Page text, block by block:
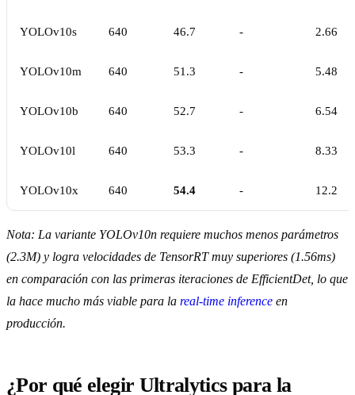
YOLOv10s 640 46.7 - 2.66
YOLOv10m 640 51.3 - 5.48
YOLOv10b 640 52.7 - 6.54
YOLOv10l 640 53.3 - 8.33
YOLOv10x 640 54.4 - 12.2
Nota: La variante YOLOv10n requiere muchos menos parámetros
(2.3M) y logra velocidades de TensorRT muy superiores (1.56ms)
en comparación con las primeras iteraciones de EfficientDet, lo que
la hace mucho más viable para la real-time inference en
producción.
¿Por qué elegir Ultralytics para la